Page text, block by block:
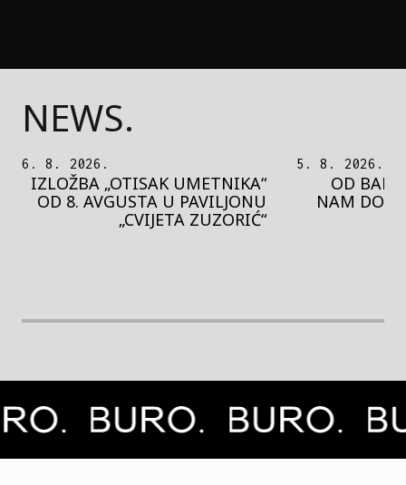
NEWS.
5. 8. 2026.
OD BAROKA DO REJVA: ŠTA
NAM DONOSI NOVI BUPBAP
FESTIVAL?
5. 8. 2026.
PEDJA
MOTIVE